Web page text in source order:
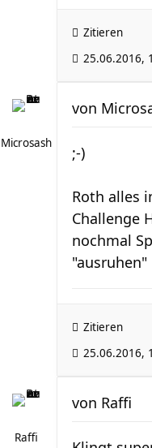
Zitieren
25.06.2016,
Microsash
von
;-)
Roth alles
Challenge
nochmal
"ausruhen"
Zitieren
25.06.2016,
Raffi
von Raffi